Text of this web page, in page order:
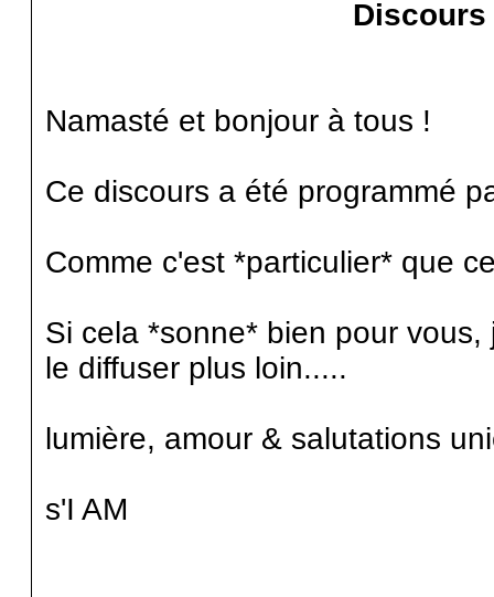
Discours
Namasté et bonjour à tous !
Ce discours a été programmé
Comme c'est *particulier* que
Si cela *sonne* bien pour
le diffuser plus loin.....
lumière, amour & salutations
s'I AM